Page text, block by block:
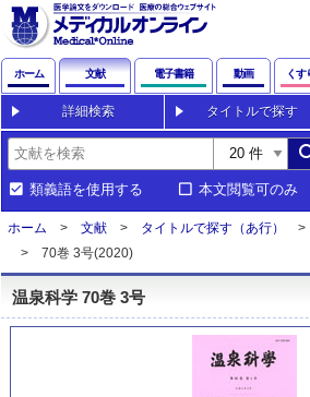
ホーム 文献 電子書籍 動画 くす
詳細検索 タイトルで探す
類義語を使用する 本文閲覧可のみ
ホーム 文献 タイトルで探す（あ行）
70巻 3号(2020)
温泉科学 70巻 3号